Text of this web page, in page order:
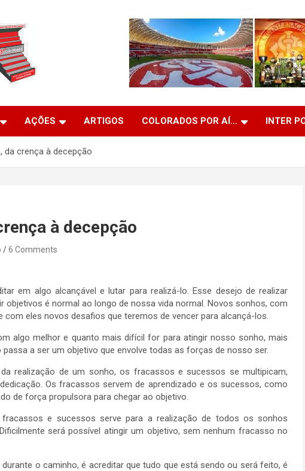
AÇÕES ARTIGOS COLORADOS POR AÍ… INTER
crença à decepção
à decepção
6 Comments
em algo alcançável e lutar para realizá-lo. Esse desejo de realizar
objetivos é normal ao longo de nossa vida normal. Novos sonhos, com
eles novos desafios que teremos de vencer para alcançá-los.
algo melhor e quanto mais difícil for para atingir nosso sonho, mais
a ser um objetivo que envolve todas as forças de nosso ser.
realização de um sonho, os fracassos e sucessos se multipicam,
Os fracassos servem de aprendizado e os sucessos, como
de força propulsora para chegar ao objetivo.
e sucessos serve para a realização de todos os sonhos
será possível atingir um objetivo, sem nenhum fracasso no
o caminho, é acreditar que tudo que está sendo ou será feito, é